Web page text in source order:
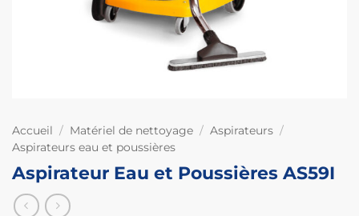
Accueil / Matériel de nettoyage / Aspirateurs /
Aspirateurs eau et poussières
Aspirateur Eau et Poussières AS59I